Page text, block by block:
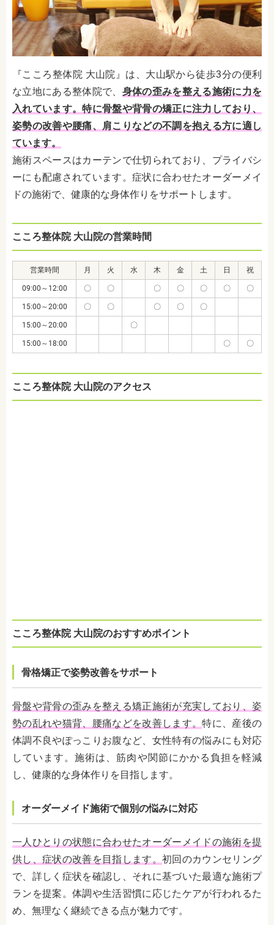
『こころ整体院 大山院』は、大山駅から徒歩3分の便利
な立地にある整体院で、 身体の歪みを整える施術に力を
入れています。特に骨盤や背骨の矯正に注力しており、
姿勢の改善や腰痛、肩こりなどの不調を抱える方に適し
ています。
施術スペースはカーテンで仕切られており、プライバシ
ーにも配慮されています。症状に合わせたオーダーメイ
ドの施術で、健康的な身体作りをサポートします。
こころ整体院 大山院の営業時間
営業時間 月 火 水 木 金 土 日 祝
09:00～12:00 〇 〇 〇 〇 〇 〇 〇
15:00～20:00 〇 〇 〇 〇 〇
15:00～20:00 〇
15:00～18:00 〇 〇
こころ整体院 大山院のアクセス
こころ整体院 大山院のおすすめポイント
骨格矯正で姿勢改善をサポート
骨盤や背骨の歪みを整える矯正施術が充実しており、姿
勢の乱れや猫背、腰痛などを改善します。特に、産後の
体調不良やぽっこりお腹など、女性特有の悩みにも対応
しています。施術は、筋肉や関節にかかる負担を軽減
し、健康的な身体作りを目指します。
オーダーメイド施術で個別の悩みに対応
一人ひとりの状態に合わせたオーダーメイドの施術を提
供し、症状の改善を目指します。 初回のカウンセリング
で、詳しく症状を確認し、それに基づいた最適な施術プ
ランを提案。体調や生活習慣に応じたケアが行われるた
め、無理なく継続できる点が魅力です。